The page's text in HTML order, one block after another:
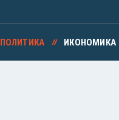
ПОЛИТИКА ИКОНОМИКА